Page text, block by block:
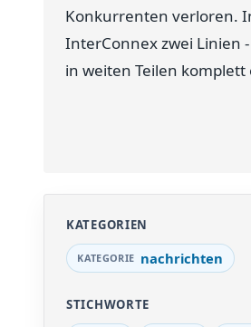
Konkurrenten verloren.
InterConnex zwei Linien
in weiten Teilen
KATEGORIEN
nachrichten
STICHWORTE